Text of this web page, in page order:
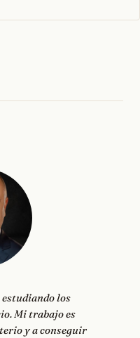
estudiando los
Mi trabajo es
y a conseguir